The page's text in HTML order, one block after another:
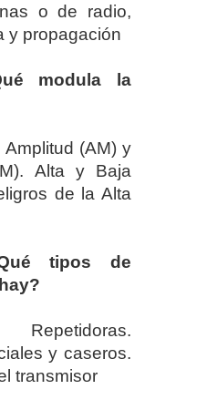
o de radio,
y propagación
modula la
(AM) y
Alta y Baja
de la Alta
tipos de
Repetidoras.
y caseros.
transmisor